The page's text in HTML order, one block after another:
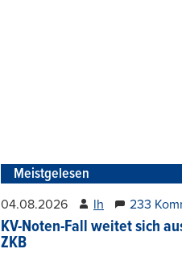
Meistgelesen
04.08.2026 lh 233
KV-Noten-Fall weitet sich
ZKB